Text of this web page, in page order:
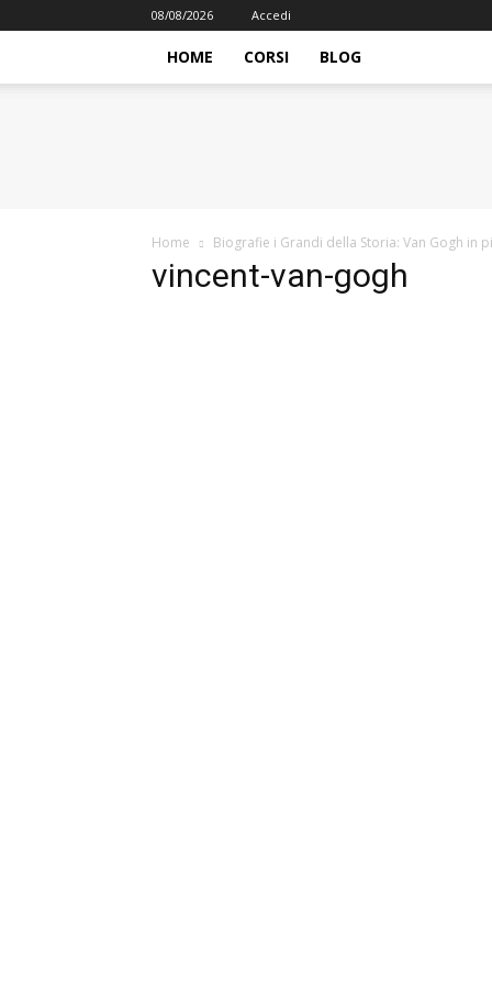
08/08/2026 Accedi
HOME CORSI BLOG
Home Biografie i Grandi della Storia: Van Gogh in
vincent-van-gogh